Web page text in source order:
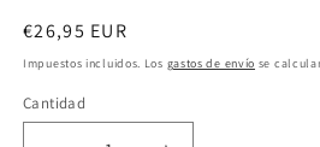
Precio
habitual
€26,95 EUR
Impuestos incluidos. Los gastos de envío se
Cantidad